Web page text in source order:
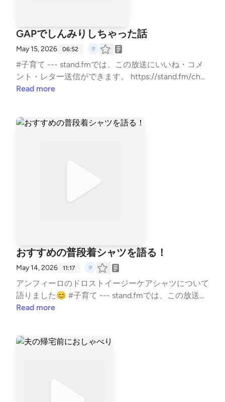
GAPでしんみりしちゃった話
May 15, 2026 06:52
#子育て --- stand.fmでは、この放送にいいね・コメ
ント・レター送信ができます。 https://stand.fm/chan
nels/5e0a1c5ee0b4ae817e2a30cf
Read more
おすすめの普段着シャツを語る！
May 14, 2026 11:17
アンフィーロのドロストイージーケアシャツについて
語りました😊 #子育て --- stand.fmでは、この放送に
いいね・コメント・レター送信ができます。 https://s
Read more